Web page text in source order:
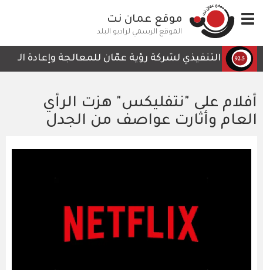
إلى
المحتوى
الرئيسي
Toggle
navigation
موقع عمان نت
الموقع الرسمي لراديو البلد
التنفيذي لشركة رؤية عمّان للمعالجة وإعادة
أفلام على "نتفليكس" هزت الرأي
العام وأثارت عواصف من الجدل